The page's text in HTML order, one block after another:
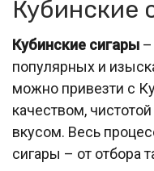
Кубинские
Кубинские сигары
популярных и
можно привезти с
качеством,
вкусом. Весь
сигары – от отбора